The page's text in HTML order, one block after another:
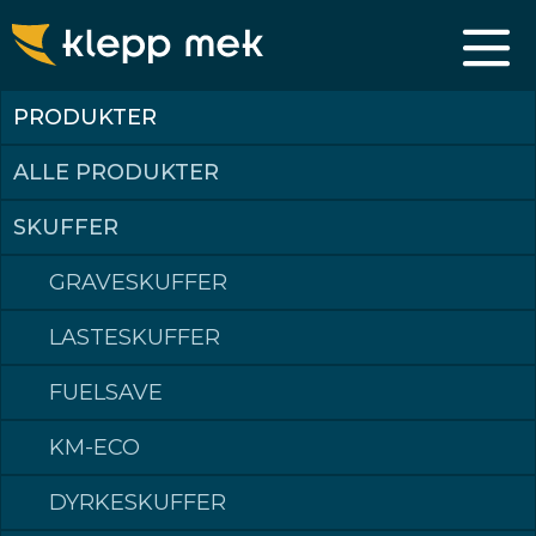
PRODUKTER
ALLE PRODUKTER
SKUFFER
GRAVESKUFFER
LASTESKUFFER
FUELSAVE
KM-ECO
DYRKESKUFFER